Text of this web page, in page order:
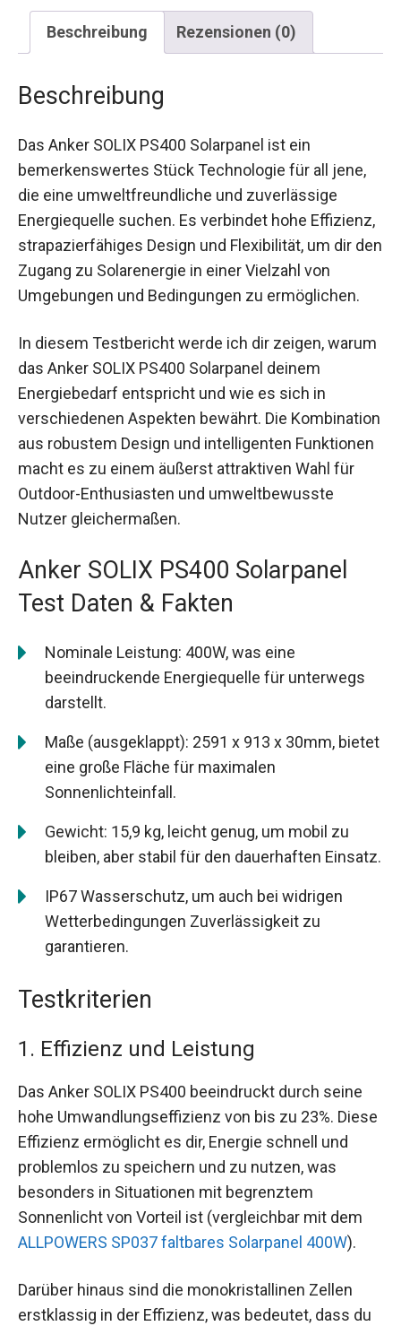
Beschreibung Rezensionen (0)
Beschreibung
Das Anker SOLIX PS400 Solarpanel ist ein
bemerkenswertes Stück Technologie für all jene,
die eine umweltfreundliche und zuverlässige
Energiequelle suchen. Es verbindet hohe Effizienz,
strapazierfähiges Design und Flexibilität, um dir den
Zugang zu Solarenergie in einer Vielzahl von
Umgebungen und Bedingungen zu ermöglichen.
In diesem Testbericht werde ich dir zeigen, warum
das Anker SOLIX PS400 Solarpanel deinem
Energiebedarf entspricht und wie es sich in
verschiedenen Aspekten bewährt. Die Kombination
aus robustem Design und intelligenten Funktionen
macht es zu einem äußerst attraktiven Wahl für
Outdoor-Enthusiasten und umweltbewusste
Nutzer gleichermaßen.
Anker SOLIX PS400 Solarpanel
Test Daten & Fakten
Nominale Leistung: 400W, was eine
beeindruckende Energiequelle für unterwegs
darstellt.
Maße (ausgeklappt): 2591 x 913 x 30mm, bietet
eine große Fläche für maximalen
Sonnenlichteinfall.
Gewicht: 15,9 kg, leicht genug, um mobil zu
bleiben, aber stabil für den dauerhaften Einsatz.
IP67 Wasserschutz, um auch bei widrigen
Wetterbedingungen Zuverlässigkeit zu
garantieren.
Testkriterien
1. Effizienz und Leistung
Das Anker SOLIX PS400 beeindruckt durch seine
hohe Umwandlungseffizienz von bis zu 23%. Diese
Effizienz ermöglicht es dir, Energie schnell und
problemlos zu speichern und zu nutzen, was
besonders in Situationen mit begrenztem
Sonnenlicht von Vorteil ist (vergleichbar mit dem
ALLPOWERS SP037 faltbares Solarpanel 400W).
Darüber hinaus sind die monokristallinen Zellen
erstklassig in der Effizienz, was bedeutet, dass du